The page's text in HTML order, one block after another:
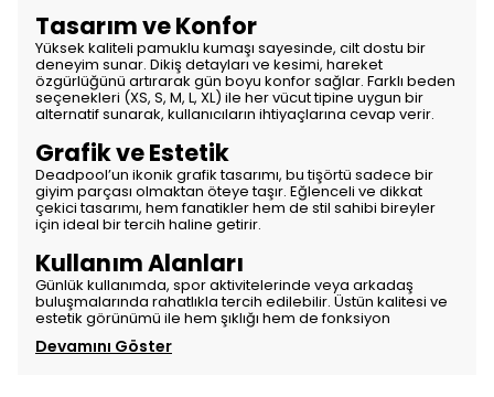
Tasarım ve Konfor
Yüksek kaliteli pamuklu kumaşı sayesinde, cilt dostu bir
deneyim sunar. Dikiş detayları ve kesimi, hareket
özgürlüğünü artırarak gün boyu konfor sağlar. Farklı beden
seçenekleri (XS, S, M, L, XL) ile her vücut tipine uygun bir
alternatif sunarak, kullanıcıların ihtiyaçlarına cevap verir.
Grafik ve Estetik
Deadpool’un ikonik grafik tasarımı, bu tişörtü sadece bir
giyim parçası olmaktan öteye taşır. Eğlenceli ve dikkat
çekici tasarımı, hem fanatikler hem de stil sahibi bireyler
için ideal bir tercih haline getirir.
Kullanım Alanları
Günlük kullanımda, spor aktivitelerinde veya arkadaş
buluşmalarında rahatlıkla tercih edilebilir. Üstün kalitesi ve
estetik görünümü ile hem şıklığı hem de fonksiyon
Devamını Göster